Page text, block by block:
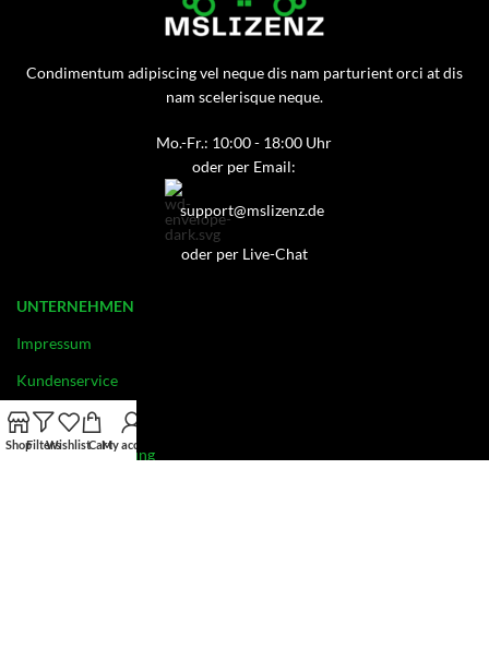
Condimentum adipiscing vel neque dis nam parturient orci at dis
nam scelerisque neque.
Mo.-Fr.: 10:00 - 18:00 Uhr
oder per Email:
support@mslizenz.de
oder per Live-Chat
UNTERNEHMEN
Impressum
Kundenservice
Datenschutz
Widerrufsbelehrung
ShopFiltersWishlistCartMy account